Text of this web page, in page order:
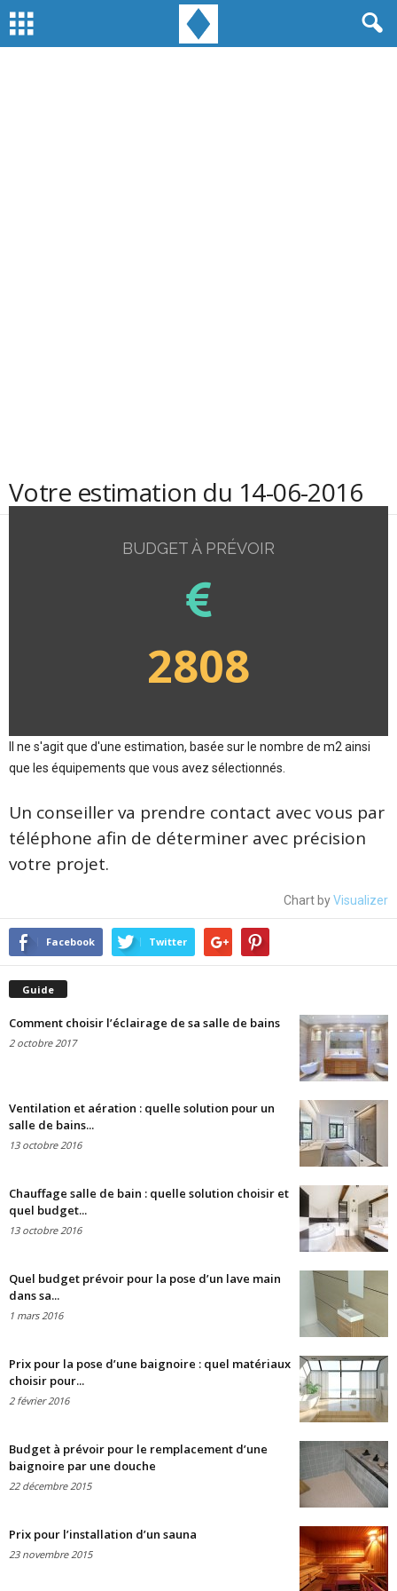
Votre estimation du 14-06-2016
BUDGET À PRÉVOIR
2808
Il ne s'agit que d'une estimation, basée sur le nombre de m2 ainsi
que les équipements que vous avez sélectionnés.
Un conseiller va prendre contact avec vous par
téléphone afin de déterminer avec précision
votre projet.
Chart byVisualizer
Facebook Twitter
Guide
Comment choisir l’éclairage de sa salle de bains
2 octobre 2017
Ventilation et aération : quelle solution pour un
salle de bains...
13 octobre 2016
Chauffage salle de bain : quelle solution choisir et
quel budget...
13 octobre 2016
Quel budget prévoir pour la pose d’un lave main
dans sa...
1 mars 2016
Prix pour la pose d’une baignoire : quel matériaux
choisir pour...
2 février 2016
Budget à prévoir pour le remplacement d’une
baignoire par une douche
22 décembre 2015
Prix pour l’installation d’un sauna
23 novembre 2015